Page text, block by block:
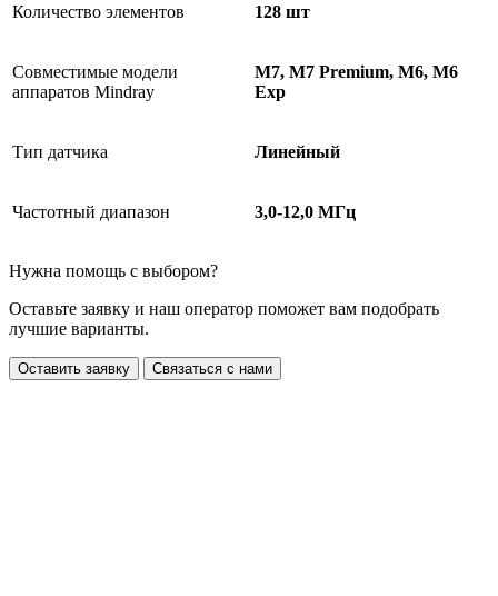
Количество элементов 128 шт
Совместимые модели
аппаратов Mindray
M7, M7 Premium, M6, M6
Exp
Тип датчика Линейный
Частотный диапазон 3,0-12,0 МГц
Нужна помощь с выбором?
Оставьте заявку и наш оператор поможет вам подобрать
лучшие варианты.
Оставить заявку Связаться с нами